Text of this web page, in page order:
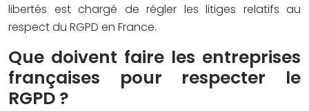
libertés est chargé de régler les litiges relatifs au
respect du RGPD en France.
Que doivent faire les entreprises
françaises pour respecter le
RGPD ?